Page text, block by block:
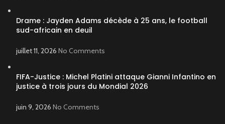
Drame : Jayden Adams décède à 25 ans, le football
sud-africain en deuil
juillet 11, 2026 No Comments
FIFA-Justice : Michel Platini attaque Gianni Infantino en
justice à trois jours du Mondial 2026
juin 9, 2026 No Comments